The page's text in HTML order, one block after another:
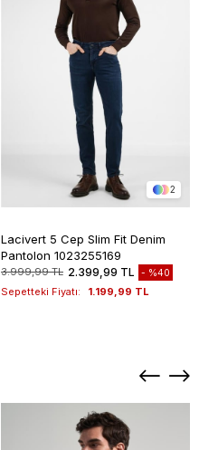
2
Lacivert 5 Cep Slim Fit Denim
Pantolon 1023255169
3.999,99 TL 2.399,99 TL %40
Sepetteki Fiyatı: 1.199,99 TL